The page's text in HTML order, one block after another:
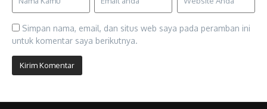
Simpan nama, email, dan situs web saya pada peramban ini
untuk komentar saya berikutnya.